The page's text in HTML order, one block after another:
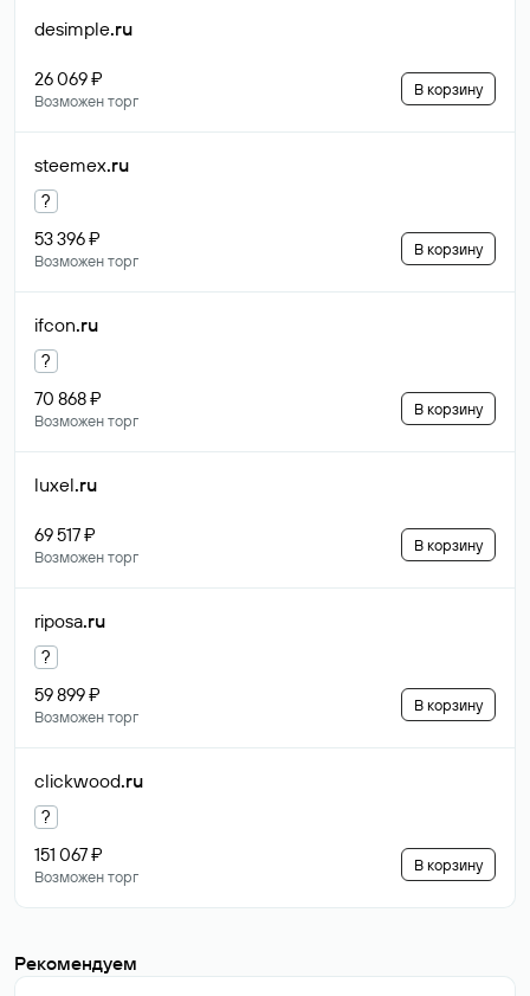
desimple.ru
26 069 ₽
Возможен торг
В корзину
steemex.ru
?
53 396 ₽
Возможен торг
В корзину
ifcon.ru
?
70 868 ₽
Возможен торг
В корзину
luxel.ru
69 517 ₽
Возможен торг
В корзину
riposa.ru
?
59 899 ₽
Возможен торг
В корзину
clickwood.ru
?
151 067 ₽
Возможен торг
В корзину
Рекомендуем